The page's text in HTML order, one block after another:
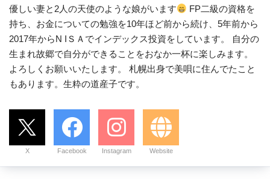
優しい妻と2人の天使のような娘がいます
FP二級の資格を
持ち、お金についての勉強を10年ほど前から続け、5年前から
2017年からN IＳＡでインデックス投資をしています。 自分の
生まれ故郷で自分ができることをおなか一杯に楽しみます。
よろしくお願いいたします。 札幌出身で美唄に住んでたこと
もあります。生粋の道産子です。
X Facebook Instagram Website